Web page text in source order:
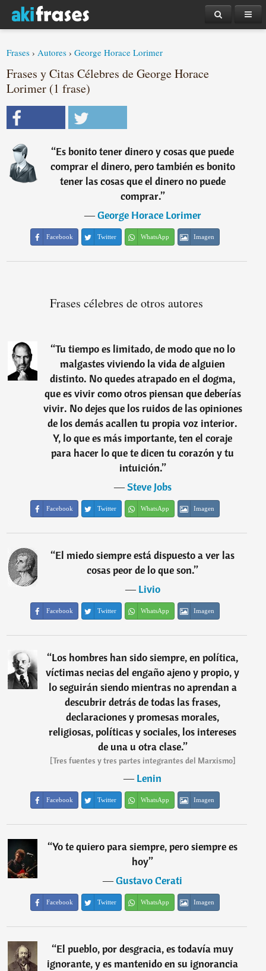
Frases ›Autores ›George Horace Lorimer
Frases y Citas Célebres de George Horace
Lorimer (1 frase)
“Es bonito tener dinero y cosas que puede
comprar el dinero, pero también es bonito
tener las cosas que el dinero no puede
comprar.”
―George Horace Lorimer
Facebook Twitter WhatsApp Imagen
Frases célebres de otros autores
“Tu tiempo es limitado, de modo que no lo
malgastes viviendo la vida de alguien
distinto. No quedes atrapado en el dogma,
que es vivir como otros piensan que deberías
vivir. No dejes que los ruidos de las opiniones
de los demás acallen tu propia voz interior.
Y, lo que es más importante, ten el coraje
para hacer lo que te dicen tu corazón y tu
intuición.”
―Steve Jobs
Facebook Twitter WhatsApp Imagen
“El miedo siempre está dispuesto a ver las
cosas peor de lo que son.”
―Livio
Facebook Twitter WhatsApp Imagen
“Los hombres han sido siempre, en política,
víctimas necias del engaño ajeno y propio, y
lo seguirán siendo mientras no aprendan a
descubrir detrás de todas las frases,
declaraciones y promesas morales,
religiosas, políticas y sociales, los intereses
de una u otra clase.”
[Tres fuentes y tres partes integrantes del Marxismo]
―Lenin
Facebook Twitter WhatsApp Imagen
“Yo te quiero para siempre, pero siempre es
hoy”
―Gustavo Cerati
Facebook Twitter WhatsApp Imagen
“El pueblo, por desgracia, es todavía muy
ignorante, y es mantenido en su ignorancia